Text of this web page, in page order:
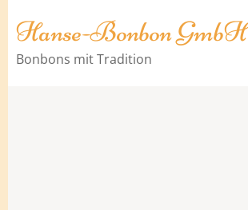
Hanse-Bonbon GmbH
Bonbons mit Tradition